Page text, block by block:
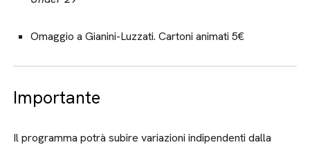
Omaggio a Gianini-Luzzati. Cartoni animati 5€
Importante
Il programma potrà subire variazioni indipendenti dalla